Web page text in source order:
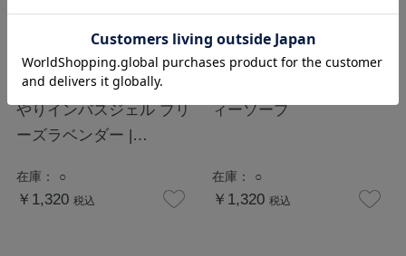
アンドグッドナイト ひん
やりインバスジェル ブリ
ーズラベンダー |
在庫： ○
￥1,320 税込
ィーソープ
在庫： ○
￥1,320 税込